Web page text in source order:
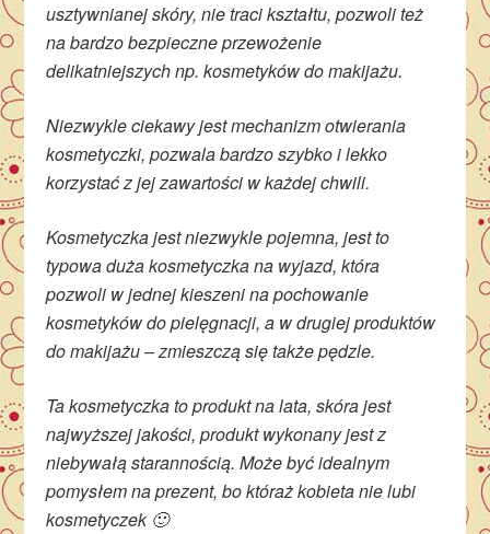
usztywnianej skóry, nie traci kształtu, pozwoli też
na bardzo bezpieczne przewożenie
delikatniejszych np. kosmetyków do makijażu.
Niezwykle ciekawy jest mechanizm otwierania
kosmetyczki, pozwala bardzo szybko i lekko
korzystać z jej zawartości w każdej chwili.
Kosmetyczka jest niezwykle pojemna, jest to
typowa duża kosmetyczka na wyjazd, która
pozwoli w jednej kieszeni na pochowanie
kosmetyków do pielęgnacji, a w drugiej produktów
do makijażu – zmieszczą się także pędzle.
Ta kosmetyczka to produkt na lata, skóra jest
najwyższej jakości, produkt wykonany jest z
niebywałą starannością. Może być idealnym
pomysłem na prezent, bo któraż kobieta nie lubi
kosmetyczek 🙂